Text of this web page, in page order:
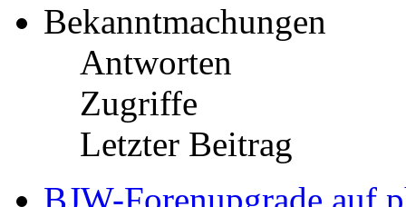
Bekanntmachungen
Antworten
Zugriffe
Letzter Beitrag
BJW-Forenupgrade auf